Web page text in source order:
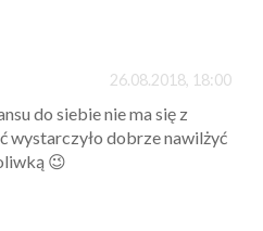
26.08.2018, 18:00
do siebie nie ma się z
wystarczyło dobrze nawilżyć
😉